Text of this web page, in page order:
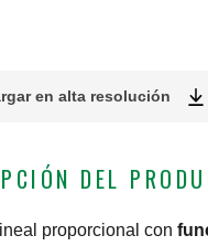
en alta resolución
DEL
proporcional con